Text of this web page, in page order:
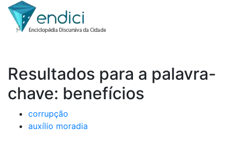
Resultados para a palavra-
chave: benefícios
corrupção
auxílio moradia